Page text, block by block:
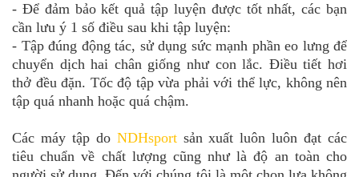
- Để đảm bảo kết quả tập luyện được tốt nhất, các bạn
cần lưu ý 1 số điều sau khi tập luyện:
- Tập đúng động tác, sử dụng sức mạnh phần eo lưng để
chuyển dịch hai chân giống như con lắc. Điều tiết hơi
thở đều đặn. Tốc độ tập vừa phải với thể lực, không nên
tập quá nhanh hoặc quá chậm.
Các máy tập do NDHsportsản xuất luôn luôn đạt các
tiêu chuẩn về chất lượng cũng như là độ an toàn cho